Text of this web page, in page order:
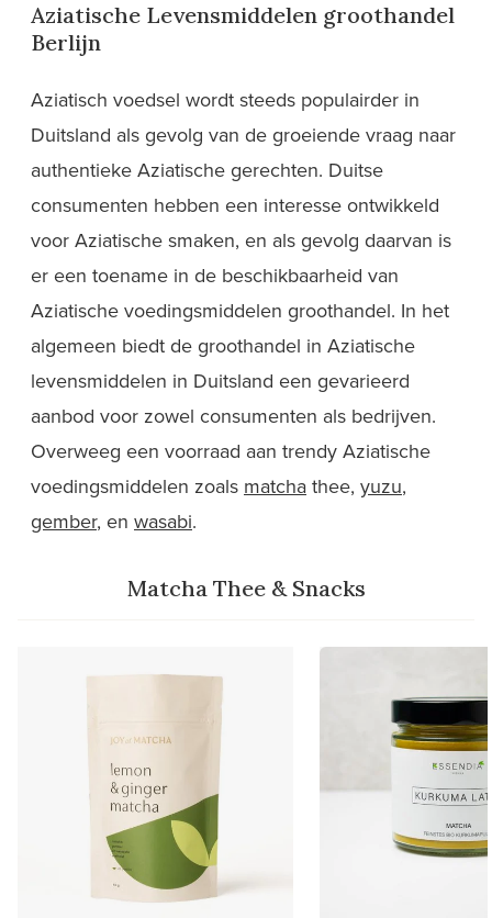
Aziatische Levensmiddelen groothandel
Berlijn
Aziatisch voedsel wordt steeds populairder in
Duitsland als gevolg van de groeiende vraag naar
authentieke Aziatische gerechten. Duitse
consumenten hebben een interesse ontwikkeld
voor Aziatische smaken, en als gevolg daarvan is
er een toename in de beschikbaarheid van
Aziatische voedingsmiddelen groothandel. In het
algemeen biedt de groothandel in Aziatische
levensmiddelen in Duitsland een gevarieerd
aanbod voor zowel consumenten als bedrijven.
Overweeg een voorraad aan trendy Aziatische
voedingsmiddelen zoals matcha thee, yuzu,
gember, en wasabi.
Matcha Thee & Snacks